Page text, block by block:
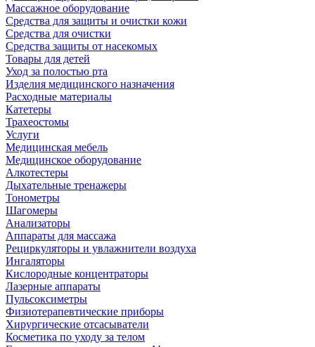
Массажное оборудование
Средства для защиты и очистки кожи
Средства для очистки
Средства защиты от насекомых
Товары для детей
Уход за полостью рта
Изделия медицинского назначения
Расходные материалы
Катетеры
Трахеостомы
Услуги
Медицинская мебель
Медицинское оборудование
Алкотестеры
Дыхательные тренажеры
Тонометры
Шагомеры
Анализаторы
Аппараты для массажа
Рециркуляторы и увлажнители воздуха
Ингаляторы
Кислородные концентраторы
Лазерные аппараты
Пульсоксиметры
Физиотерапевтические приборы
Хирургические отсасыватели
Косметика по уходу за телом